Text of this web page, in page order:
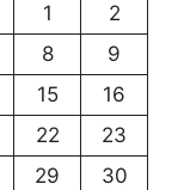
1
2
8
9
15
16
22
23
29
30